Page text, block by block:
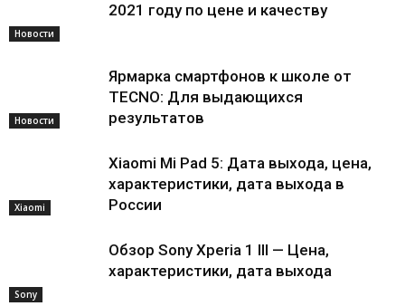
Новости
2021 году по цене и качеству
Новости
Ярмарка смартфонов к школе от
TECNO: Для выдающихся
результатов
Xiaomi
Xiaomi Mi Pad 5: Дата выхода, цена,
характеристики, дата выхода в
России
Sony
Обзор Sony Xperia 1 III — Цена,
характеристики, дата выхода